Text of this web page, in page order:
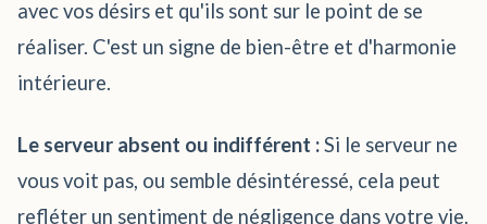
avec vos désirs et qu'ils sont sur le point de se
réaliser. C'est un signe de bien-être et d'harmonie
intérieure.
Le serveur absent ou indifférent :Si le serveur ne
vous voit pas, ou semble désintéressé, cela peut
refléter un sentiment de négligence dans votre vie.